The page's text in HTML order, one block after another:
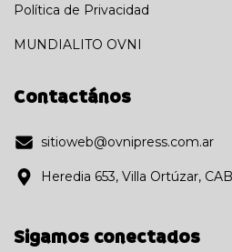
Política de Privacidad
MUNDIALITO OVNI
Contactános
sitioweb@ovnipress.com.ar
Heredia 653, Villa Ortúzar,
Sigamos conectados